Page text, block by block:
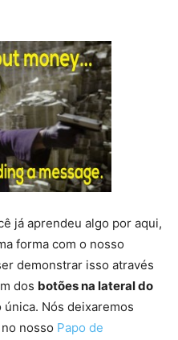
já aprendeu algo por aqui,
forma com o nosso
demonstrar isso através
dos botões na lateral do
única. Nós deixaremos
nosso Papo de